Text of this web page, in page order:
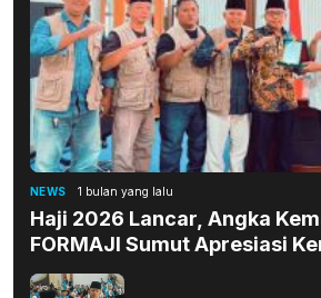
NEWS 1 bulan yang lalu
Haji 2026 Lancar, Angka
FORMAJI Sumut Apresiasi